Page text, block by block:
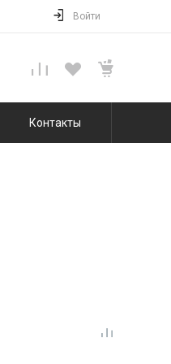
Войти
Контакты